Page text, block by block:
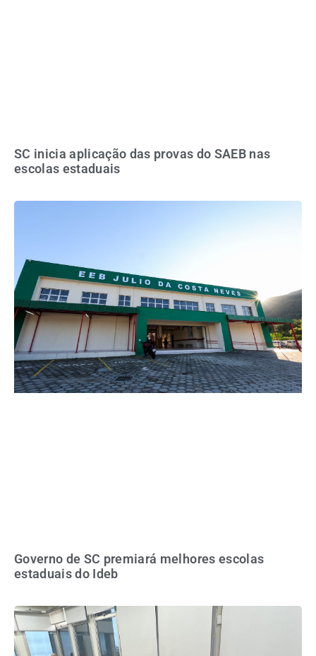
SC inicia aplicação das provas do SAEB nas
escolas estaduais
Governo de SC premiará melhores escolas
estaduais do Ideb